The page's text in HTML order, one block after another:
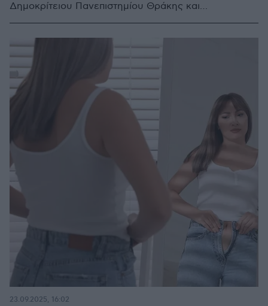
Δημοκρίτειου Πανεπιστημίου Θράκης και
ερωτήματα
23.09.2025, 16:02